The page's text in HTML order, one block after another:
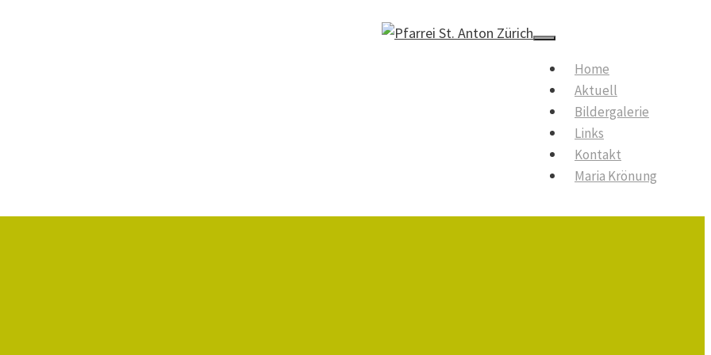
Home
Aktuell
Bildergalerie
Links
Kontakt
Maria Krönung